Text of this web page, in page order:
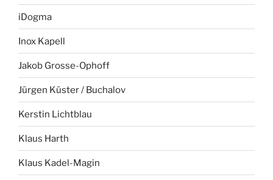
iDogma
Inox Kapell
Jakob Grosse-Ophoff
Jürgen Küster / Buchalov
Kerstin Lichtblau
Klaus Harth
Klaus Kadel-Magin